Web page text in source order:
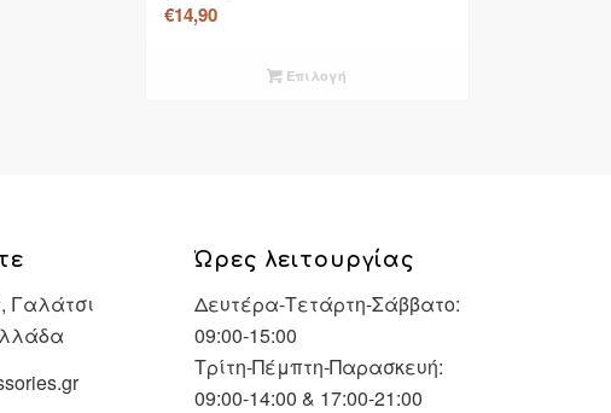
€14,90
Επιλογή
Γαλάτσι
Ώρες λειτουργίας
Δευτέρα-Τετάρτη-Σάββατο:
09:00-15:00
Τρίτη-Πέμπτη-Παρασκευή:
09:00-14:00 & 17:00-21:00